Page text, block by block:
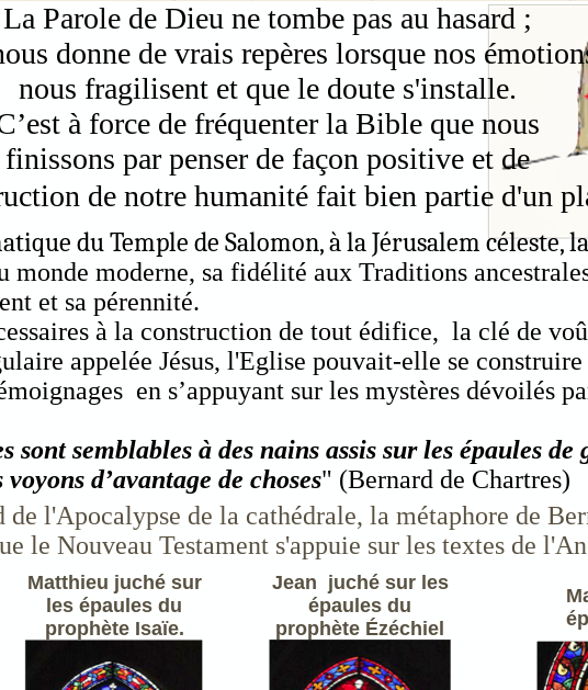
du Temple de Salomon, à la Jérusalem céleste,
monde moderne, sa fidélité aux Traditions
et sa pérennité.
à la construction de tout édifice, la clé de
appelée Jésus, l'Eglise pouvait-elle se construire
en s’appuyant sur les mystères dévoilés
sont semblables à des nains assis sur les épaules de
voyons d’avantage de choses" (Bernard de Chartres)
La Parole de Dieu ne tombe pas au hasard ;
donne de vrais repères lorsque nos
nous fragilisent et que le doute s'installe.
à force de fréquenter la Bible que nous
finissons par penser de façon positive et de
de l'Apocalypse de la cathédrale, la métaphore de
le Nouveau Testament s'appuie sur les textes de
Matthieu juché sur
les épaules du
prophète Isaïe.
Jean juché sur les
épaules du
prophète Ézéchiel
de notre humanité fait bien partie d'un